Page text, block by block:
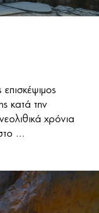
κατά την
χρόνια
...